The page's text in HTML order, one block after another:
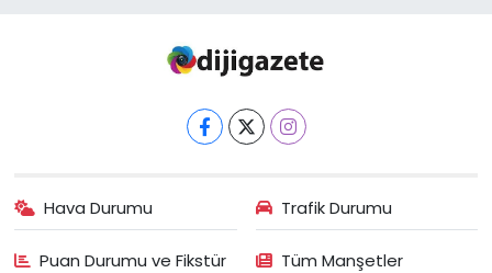
Hava Durumu Trafik Durumu
Puan Durumu ve Fikstür Tüm Manşetler